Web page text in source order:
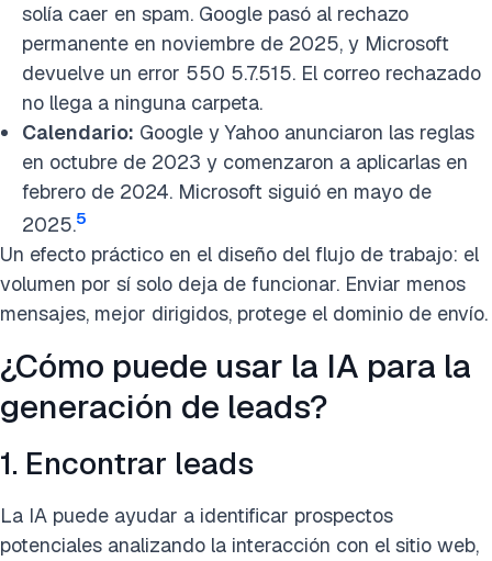
solía caer en spam. Google pasó al rechazo
permanente en noviembre de 2025, y Microsoft
devuelve un error 550 5.7.515. El correo rechazado
no llega a ninguna carpeta.
Calendario: Google y Yahoo anunciaron las reglas
en octubre de 2023 y comenzaron a aplicarlas en
febrero de 2024. Microsoft siguió en mayo de
2025.5
Un efecto práctico en el diseño del flujo de trabajo: el
volumen por sí solo deja de funcionar. Enviar menos
mensajes, mejor dirigidos, protege el dominio de envío.
¿Cómo puede usar la IA para la
generación de leads?
1. Encontrar leads
La IA puede ayudar a identificar prospectos
potenciales analizando la interacción con el sitio web,